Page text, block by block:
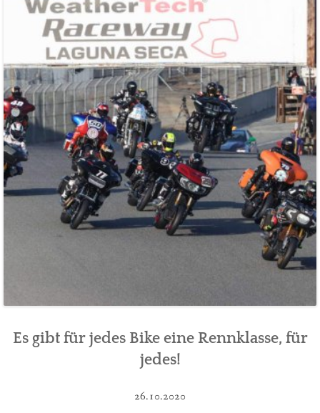
Es gibt für jedes Bike eine Rennklasse, für
jedes!
26.10.2020